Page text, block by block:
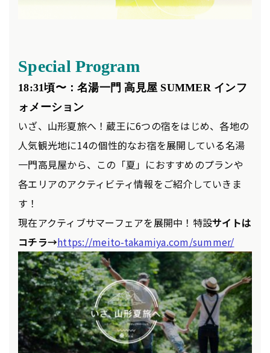
Special Program
18:31頃〜：名湯一門 高見屋 SUMMER インフ
ォメーション
いざ、山形夏旅へ！蔵王に6つの宿をはじめ、各地の
人気観光地に14の個性的なお宿を展開している名湯
一門高見屋から、この「夏」におすすめのプランや
各エリアのアクティビティ情報をご紹介していきま
す！
現在アクティブサマーフェアを展開中！特設サイトは
コチラ→https://meito-takamiya.com/summer/